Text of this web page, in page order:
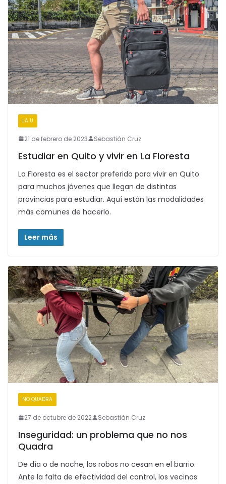
LA U
21 de febrero de 2023 Sebastián Cruz
Estudiar en Quito y vivir en La Floresta
La Floresta es el sector preferido para vivir en Quito
para muchos jóvenes que llegan de distintas
provincias para estudiar. Aquí están las modalidades
más comunes de hacerlo.
Leer más
NO QUADRA
27 de octubre de 2022 Sebastián Cruz
Inseguridad: un problema que no nos
Quadra
De día o de noche, los robos no cesan en el barrio.
Ante la falta de efectividad del control, los vecinos